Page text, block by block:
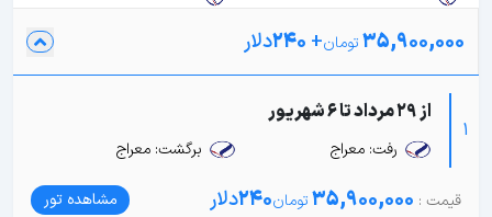
35,900,000
+
240دلار
1
از 29 مرداد تا 6 شهریور
رفت: معراج برگشت: معراج
35,900,000
240دلار مشاهده تور